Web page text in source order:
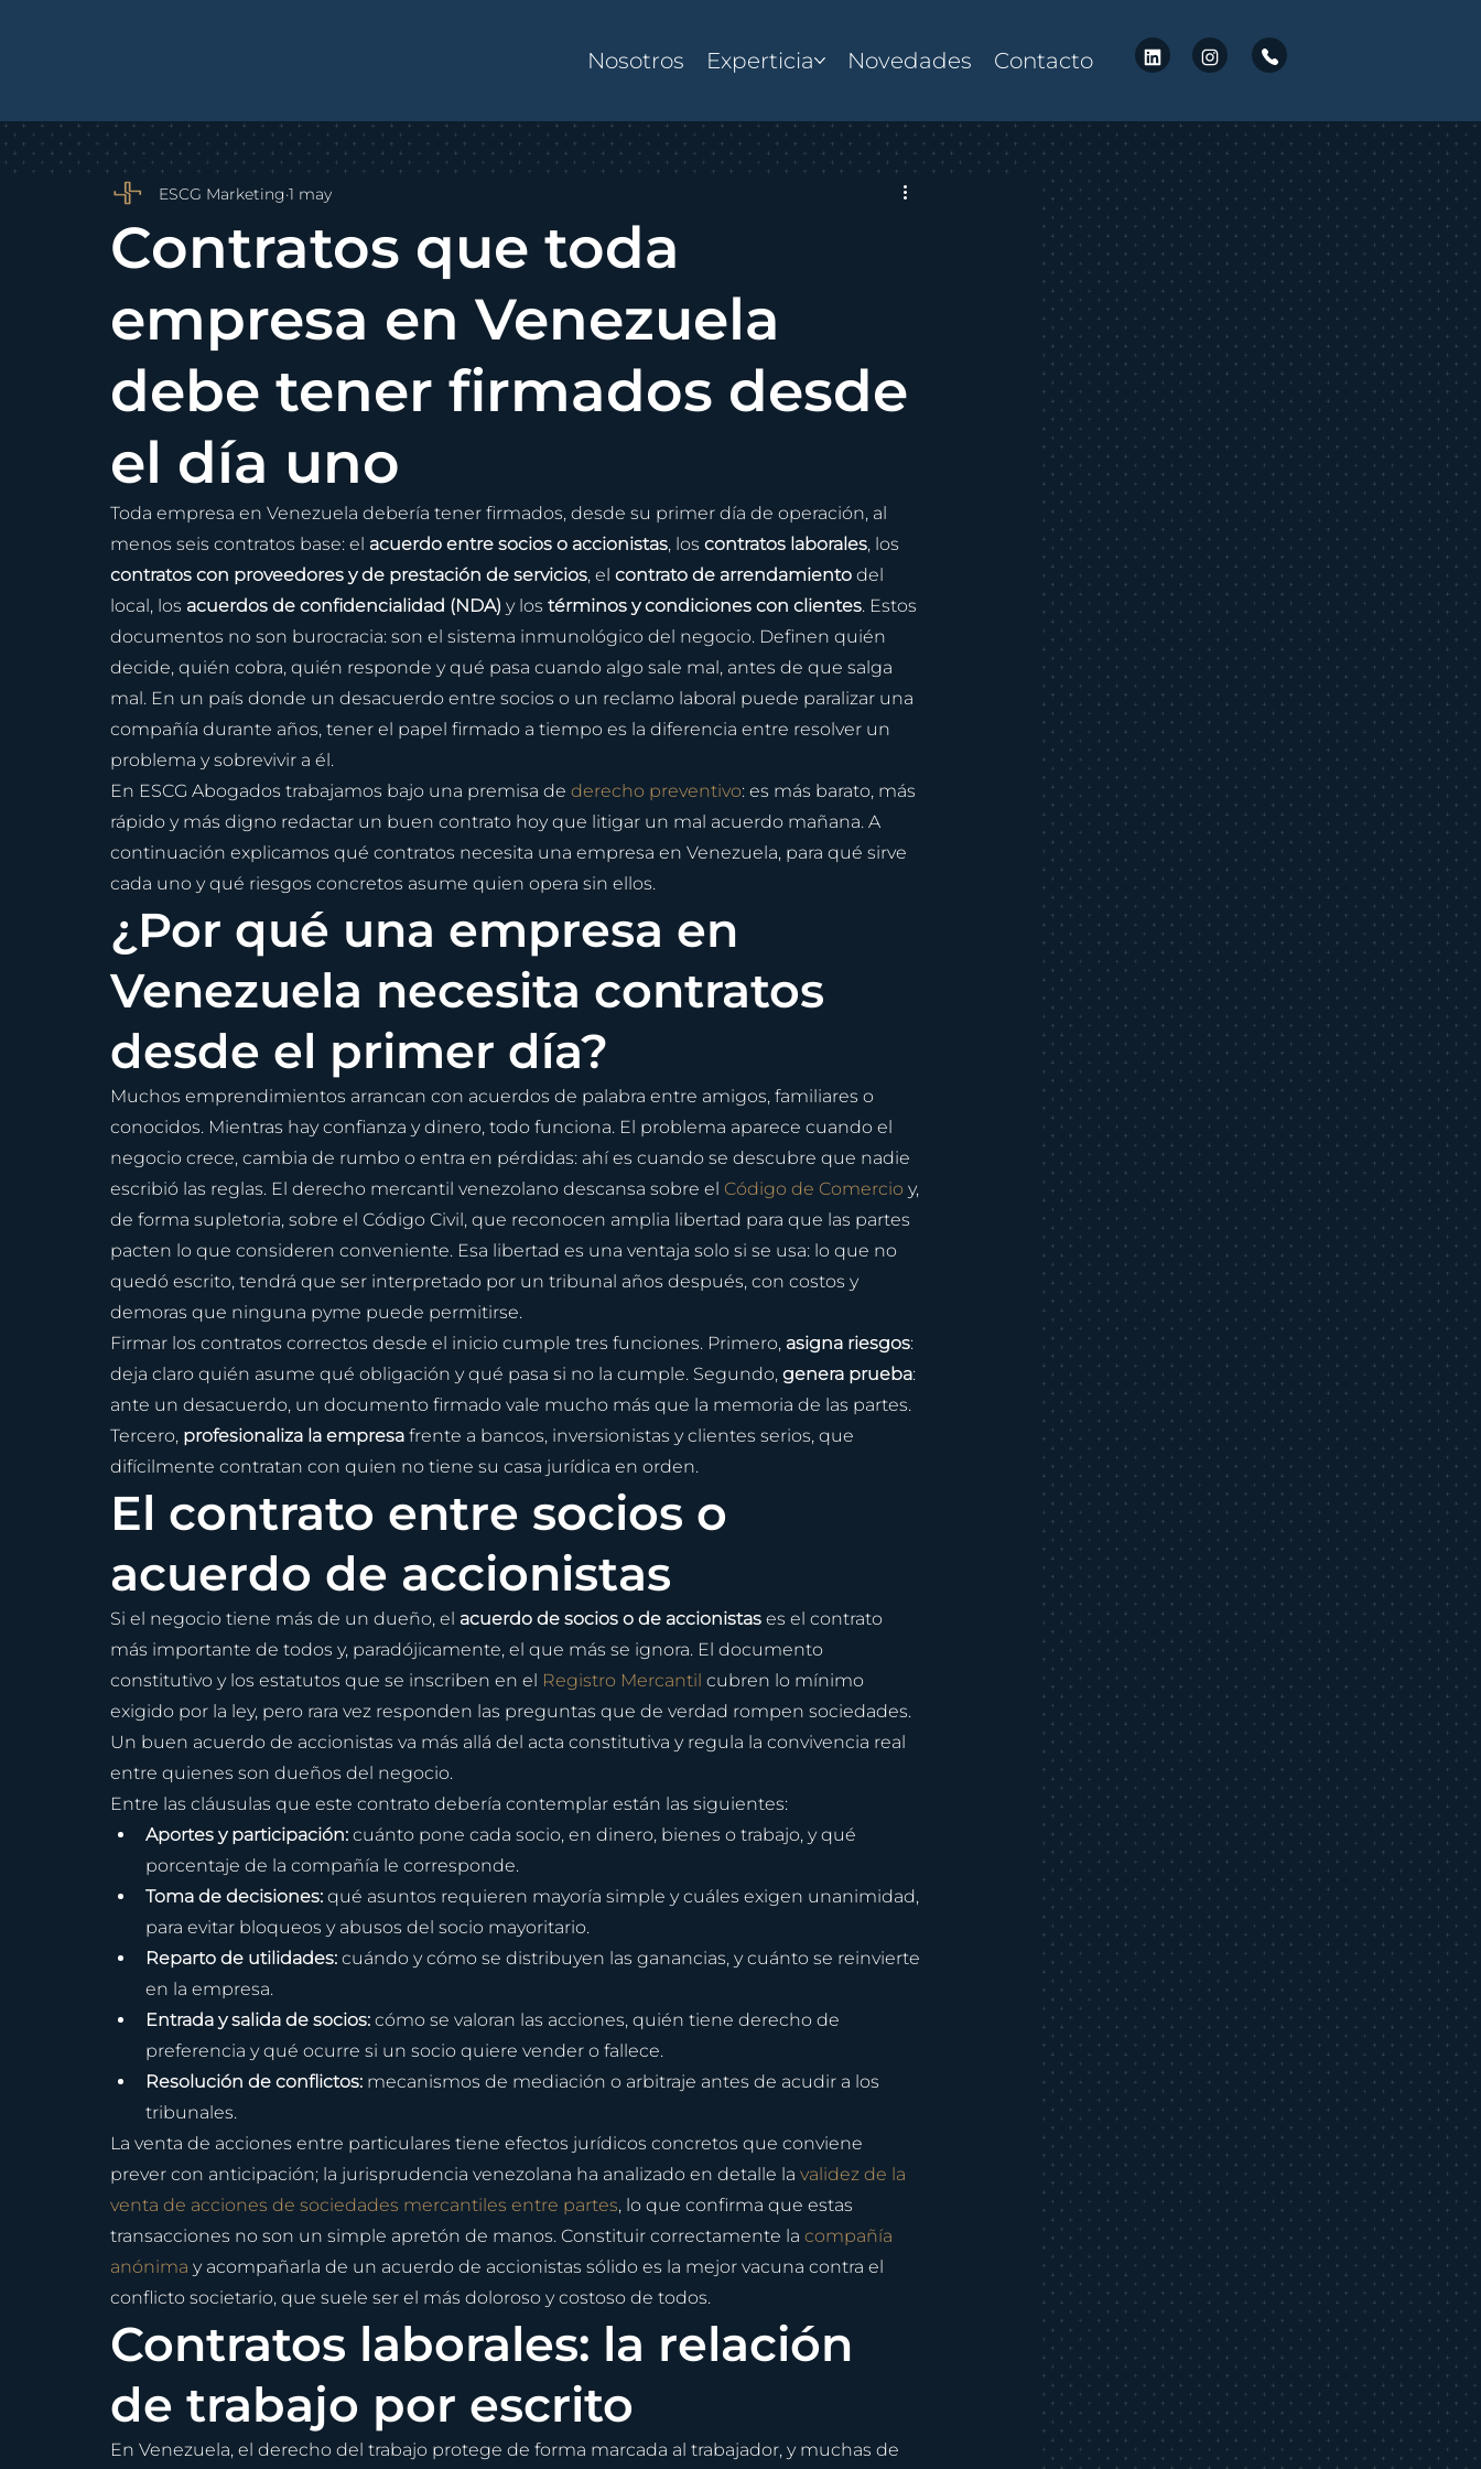
Nosotros Experticia Novedades Contacto
Contratos que toda
empresa en Venezuela
debe tener firmados desde
el día uno
ESCG Marketing 1 may
Toda empresa en Venezuela debería tener firmados, desde su primer día de operación, al
menos seis contratos base: el acuerdo entre socios o accionistas, los contratos laborales, los
contratos con proveedores y de prestación de servicios, el contrato de arrendamiento del
local, los acuerdos de confidencialidad (NDA) y los términos y condiciones con clientes. Estos
documentos no son burocracia: son el sistema inmunológico del negocio. Definen quién
decide, quién cobra, quién responde y qué pasa cuando algo sale mal, antes de que salga
mal. En un país donde un desacuerdo entre socios o un reclamo laboral puede paralizar una
compañía durante años, tener el papel firmado a tiempo es la diferencia entre resolver un
problema y sobrevivir a él.
En ESCG Abogados trabajamos bajo una premisa de derecho preventivo: es más barato, más
rápido y más digno redactar un buen contrato hoy que litigar un mal acuerdo mañana. A
continuación explicamos qué contratos necesita una empresa en Venezuela, para qué sirve
cada uno y qué riesgos concretos asume quien opera sin ellos.
¿Por qué una empresa en
Venezuela necesita contratos
desde el primer día?
Muchos emprendimientos arrancan con acuerdos de palabra entre amigos, familiares o
conocidos. Mientras hay confianza y dinero, todo funciona. El problema aparece cuando el
negocio crece, cambia de rumbo o entra en pérdidas: ahí es cuando se descubre que nadie
escribió las reglas. El derecho mercantil venezolano descansa sobre el Código de Comercio y,
de forma supletoria, sobre el Código Civil, que reconocen amplia libertad para que las partes
pacten lo que consideren conveniente. Esa libertad es una ventaja solo si se usa: lo que no
quedó escrito, tendrá que ser interpretado por un tribunal años después, con costos y
demoras que ninguna pyme puede permitirse.
Firmar los contratos correctos desde el inicio cumple tres funciones. Primero, asigna riesgos:
deja claro quién asume qué obligación y qué pasa si no la cumple. Segundo, genera prueba:
ante un desacuerdo, un documento firmado vale mucho más que la memoria de las partes.
Tercero, profesionaliza la empresa frente a bancos, inversionistas y clientes serios, que
difícilmente contratan con quien no tiene su casa jurídica en orden.
El contrato entre socios o
acuerdo de accionistas
Si el negocio tiene más de un dueño, el acuerdo de socios o de accionistas es el contrato
más importante de todos y, paradójicamente, el que más se ignora. El documento
constitutivo y los estatutos que se inscriben en el Registro Mercantil cubren lo mínimo
exigido por la ley, pero rara vez responden las preguntas que de verdad rompen sociedades.
Un buen acuerdo de accionistas va más allá del acta constitutiva y regula la convivencia real
entre quienes son dueños del negocio.
Entre las cláusulas que este contrato debería contemplar están las siguientes:
Aportes y participación: cuánto pone cada socio, en dinero, bienes o trabajo, y qué
porcentaje de la compañía le corresponde.
Toma de decisiones: qué asuntos requieren mayoría simple y cuáles exigen unanimidad,
para evitar bloqueos y abusos del socio mayoritario.
Reparto de utilidades: cuándo y cómo se distribuyen las ganancias, y cuánto se reinvierte
en la empresa.
Entrada y salida de socios: cómo se valoran las acciones, quién tiene derecho de
preferencia y qué ocurre si un socio quiere vender o fallece.
Resolución de conflictos: mecanismos de mediación o arbitraje antes de acudir a los
tribunales.
La venta de acciones entre particulares tiene efectos jurídicos concretos que conviene
prever con anticipación; la jurisprudencia venezolana ha analizado en detalle la validez de la
venta de acciones de sociedades mercantiles entre partes, lo que confirma que estas
transacciones no son un simple apretón de manos. Constituir correctamente la compañía
anónima y acompañarla de un acuerdo de accionistas sólido es la mejor vacuna contra el
conflicto societario, que suele ser el más doloroso y costoso de todos.
Contratos laborales: la relación
de trabajo por escrito
En Venezuela, el derecho del trabajo protege de forma marcada al trabajador, y muchas de